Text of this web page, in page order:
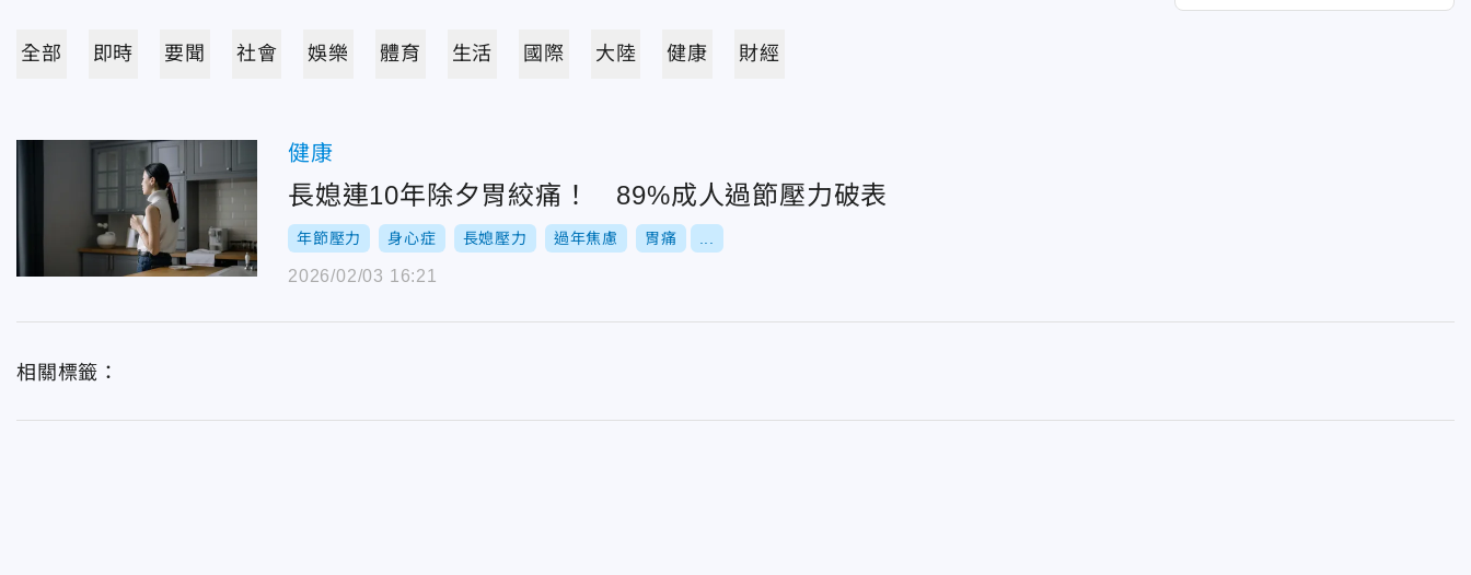
全部 即時 要聞 社會 娛樂 體育 生活 國際 大陸 健康 財經
健康
長媳連10年除夕胃絞痛！ 89%成人過節壓力破表
年節壓力 身心症 長媳壓力 過年焦慮 胃痛
2026/02/03 16:21
相關標籤：